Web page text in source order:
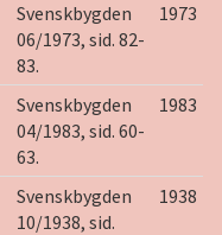
Svenskbygden
06/1973, sid. 82-
83.
1973
Svenskbygden
04/1983, sid. 60-
63.
1983
Svenskbygden
10/1938, sid.
1938